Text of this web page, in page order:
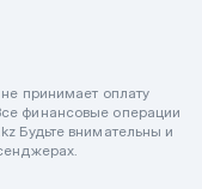
принимает оплату
финансовые операции
Будьте внимательны и